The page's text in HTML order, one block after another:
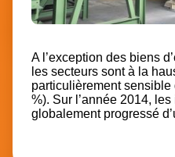
A l’exception des biens
les secteurs sont à la
particulièrement sensible
%). Sur l’année 2014,
globalement progressé